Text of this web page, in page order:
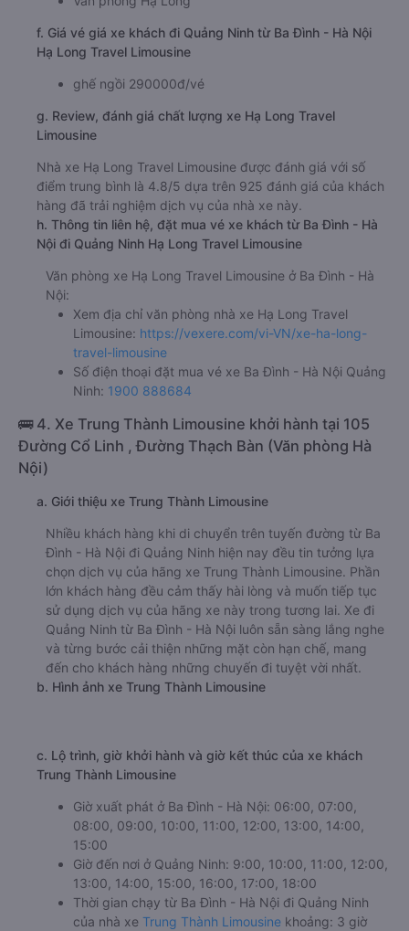
f. Giá vé giá xe khách đi Quảng Ninh từ Ba Đình - Hà Nội
Hạ Long Travel Limousine
ghế ngồi 290000đ/vé
g. Review, đánh giá chất lượng xe Hạ Long Travel
Limousine
Nhà xe Hạ Long Travel Limousine được đánh giá với số
điểm trung bình là 4.8/5 dựa trên 925 đánh giá của khách
hàng đã trải nghiệm dịch vụ của nhà xe này.
h. Thông tin liên hệ, đặt mua vé xe khách từ Ba Đình - Hà
Nội đi Quảng Ninh Hạ Long Travel Limousine
Văn phòng xe Hạ Long Travel Limousine ở Ba Đình - Hà
Nội:
Xem địa chỉ văn phòng nhà xe Hạ Long Travel
Limousine: https://vexere.com/vi-VN/xe-ha-long-
travel-limousine
Số điện thoại đặt mua vé xe Ba Đình - Hà Nội Quảng
Ninh: 1900 888684
🚌 4. Xe Trung Thành Limousine khởi hành tại 105
Đường Cổ Linh , Đường Thạch Bàn (Văn phòng Hà
Nội)
a. Giới thiệu xe Trung Thành Limousine
Nhiều khách hàng khi di chuyển trên tuyến đường từ Ba
Đình - Hà Nội đi Quảng Ninh hiện nay đều tin tưởng lựa
chọn dịch vụ của hãng xe Trung Thành Limousine. Phần
lớn khách hàng đều cảm thấy hài lòng và muốn tiếp tục
sử dụng dịch vụ của hãng xe này trong tương lai. Xe đi
Quảng Ninh từ Ba Đình - Hà Nội luôn sẵn sàng lắng nghe
và từng bước cải thiện những mặt còn hạn chế, mang
đến cho khách hàng những chuyến đi tuyệt vời nhất.
b. Hình ảnh xe Trung Thành Limousine
c. Lộ trình, giờ khởi hành và giờ kết thúc của xe khách
Trung Thành Limousine
Giờ xuất phát ở Ba Đình - Hà Nội: 06:00, 07:00,
08:00, 09:00, 10:00, 11:00, 12:00, 13:00, 14:00,
15:00
Giờ đến nơi ở Quảng Ninh: 9:00, 10:00, 11:00, 12:00,
13:00, 14:00, 15:00, 16:00, 17:00, 18:00
Thời gian chạy từ Ba Đình - Hà Nội đi Quảng Ninh
của nhà xe Trung Thành Limousine khoảng: 3 giờ